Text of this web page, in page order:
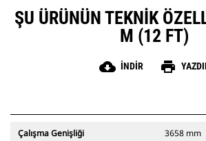
ŞU ÜRÜNÜN TEKNIK
M (12 FT)
cloud_download İNDIR print
Çalışma Genişliği 3658 mm